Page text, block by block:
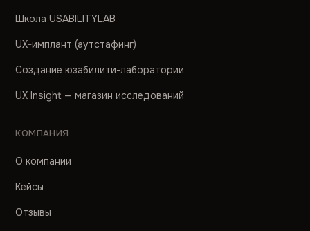
Школа USABILITYLAB
UX-имплант (аутстафинг)
Создание юзабилити-лаборатории
UX Insight — магазин исследований
КОМПАНИЯ
О компании
Кейсы
Отзывы